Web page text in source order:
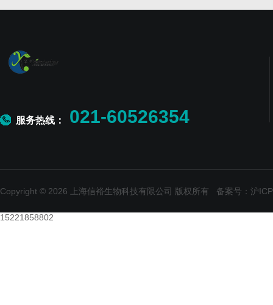
服务热线： 021-60526354
Copyright © 2026 上海信裕生物科技有限公司 版权所有 备案号：沪
15221858802